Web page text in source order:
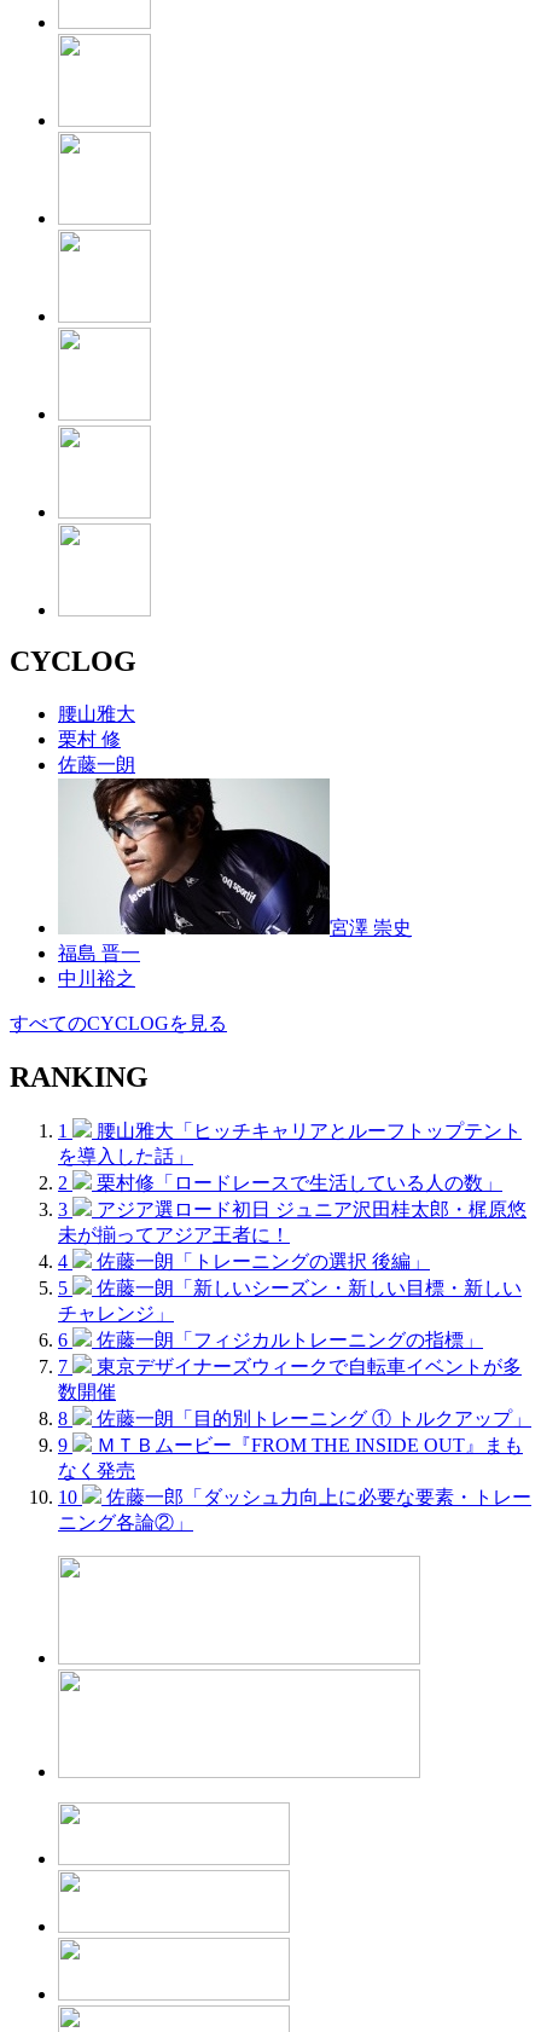
CYCLOG
腰山雅大
栗村 修
佐藤一朗
宮澤 崇史
福島 晋一
中川裕之
すべてのCYCLOGを見る
RANKING
1
腰山雅大「ヒッチキャリアとルーフトップテント
を導入した話」
2
栗村修「ロードレースで生活している人の数」
3
アジア選ロード初日 ジュニア沢田桂太郎・梶原悠
未が揃ってアジア王者に！
4
佐藤一朗「トレーニングの選択 後編」
5
佐藤一朗「新しいシーズン・新しい目標・新しい
チャレンジ」
6
佐藤一朗「フィジカルトレーニングの指標」
7
東京デザイナーズウィークで自転車イベントが多
数開催
8
佐藤一朗「目的別トレーニング ① トルクアップ」
9
ＭＴＢムービー『FROM THE INSIDE OUT』まも
なく発売
10
佐藤一郎「ダッシュ力向上に必要な要素・トレー
ニング各論②」